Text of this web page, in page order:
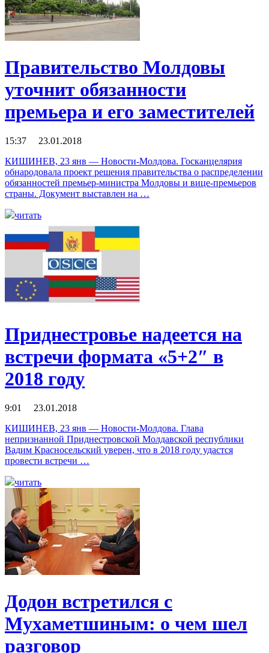
Правительство Молдовы
уточнит обязанности
премьера и его заместителей
15:37 23.01.2018
КИШИНЕВ, 23 янв — Новости-Молдова. Госканцелярия
обнародовала проект решения правительства о распределении
обязанностей премьер-министра Молдовы и вице-премьеров
страны. Документ выставлен на …
читать
Приднестровье надеется на
встречи формата «5+2″ в
2018 году
9:01 23.01.2018
КИШИНЕВ, 23 янв — Новости-Молдова. Глава
непризнанной Приднестровской Молдавской республики
Вадим Красносельский уверен, что в 2018 году удастся
провести встречи …
читать
Додон встретился с
Мухаметшиным: о чем шел
разговор